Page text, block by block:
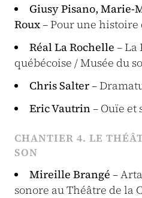
Giusy Pisano, Marie-
Roux– Pour une histoire
Réal La Rochelle – La
québécoise / Musée du
Chris Salter–
Eric Vautrin – Ouïe et
CHANTIER 4. LE
SON
Mireille Brangé –
sonore au Théâtre de la